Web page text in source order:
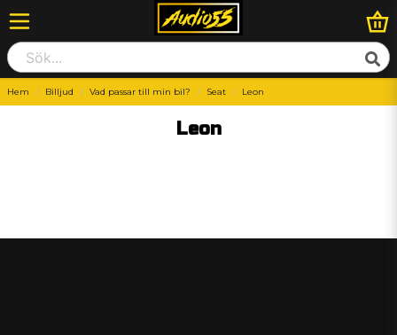
Hem Billjud Vad passar till min bil? Seat Leon
Leon